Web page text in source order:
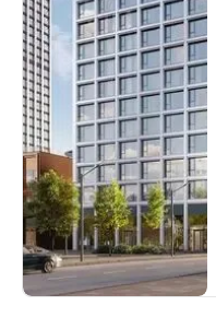
Проектная декларация
Проектная декларация
Проектная декларация
Проектная декларация
Проектная декларация
Проектная декларация
Проектная декларация
Проектная декларация
Проектная декларация
Проектная декларация
Проектная декларация
Проектная декларация
Проектная
Проектная декларация
Проектная
Проектная декларация
Проектная